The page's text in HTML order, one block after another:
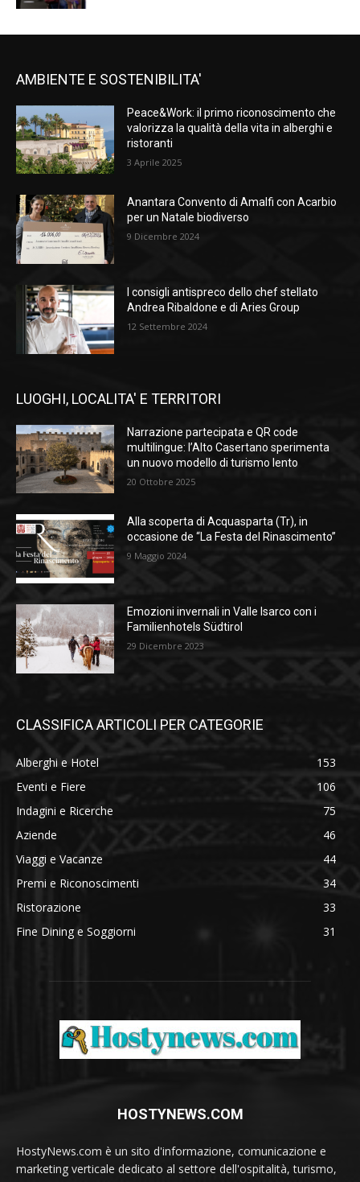
AMBIENTE E SOSTENIBILITA'
Peace&Work: il primo riconoscimento che
valorizza la qualità della vita in alberghi e
ristoranti
3 Aprile 2025
Anantara Convento di Amalfi con Acarbio
per un Natale biodiverso
9 Dicembre 2024
I consigli antispreco dello chef stellato
Andrea Ribaldone e di Aries Group
12 Settembre 2024
LUOGHI, LOCALITA' E TERRITORI
Narrazione partecipata e QR code
multilingue: l’Alto Casertano sperimenta
un nuovo modello di turismo lento
20 Ottobre 2025
Alla scoperta di Acquasparta (Tr), in
occasione de “La Festa del Rinascimento”
9 Maggio 2024
Emozioni invernali in Valle Isarco con i
Familienhotels Südtirol
29 Dicembre 2023
CLASSIFICA ARTICOLI PER CATEGORIE
Alberghi e Hotel
153
Eventi e Fiere
106
Indagini e Ricerche
75
Aziende
46
Viaggi e Vacanze
44
Premi e Riconoscimenti
34
Ristorazione
33
Fine Dining e Soggiorni
31
HOSTYNEWS.COM
HostyNews.com è un sito d'informazione, comunicazione e
marketing verticale dedicato al settore dell'ospitalità, turismo,